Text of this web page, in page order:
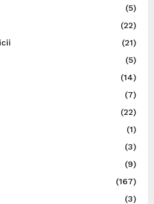
(5)
(22)
(21)
(5)
(14)
(7)
(22)
(1)
(3)
(9)
(167)
(3)